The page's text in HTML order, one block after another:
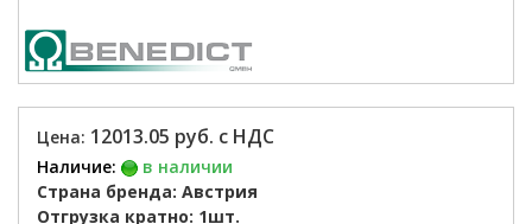
Цена: 12013.05 руб. с НДС
Наличие:
в наличии
Страна бренда: Австрия
Отгрузка кратно: 1шт.